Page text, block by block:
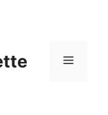
Menu